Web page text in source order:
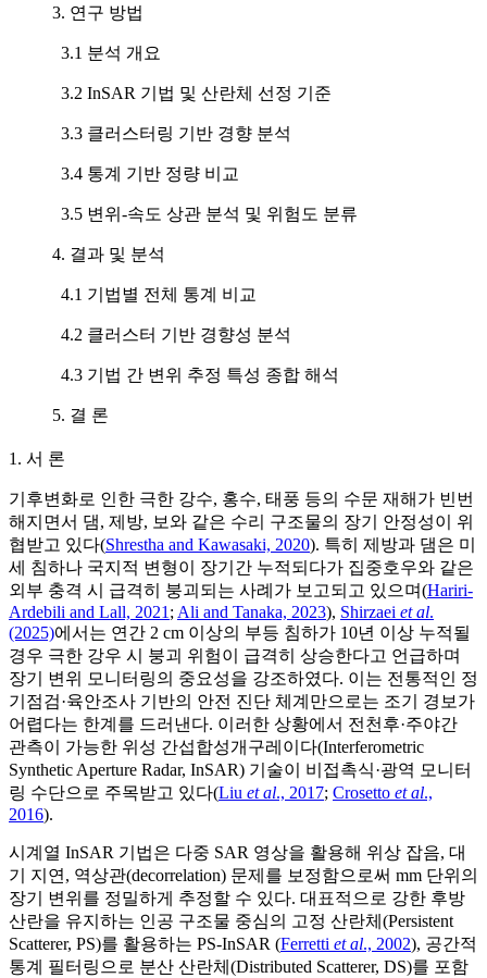
3. 연구 방법
3.1 분석 개요
3.2 InSAR 기법 및 산란체 선정 기준
3.3 클러스터링 기반 경향 분석
3.4 통계 기반 정량 비교
3.5 변위-속도 상관 분석 및 위험도 분류
4. 결과 및 분석
4.1 기법별 전체 통계 비교
4.2 클러스터 기반 경향성 분석
4.3 기법 간 변위 추정 특성 종합 해석
5. 결 론
1. 서 론
기후변화로 인한 극한 강수, 홍수, 태풍 등의 수문 재해가 빈번
해지면서 댐, 제방, 보와 같은 수리 구조물의 장기 안정성이 위
협받고 있다(Shrestha and Kawasaki, 2020). 특히 제방과 댐은 미
세 침하나 국지적 변형이 장기간 누적되다가 집중호우와 같은
외부 충격 시 급격히 붕괴되는 사례가 보고되고 있으며(Hariri-
Ardebili and Lall, 2021 ; Ali and Tanaka, 2023), Shirzaei et al.
(2025)에서는 연간 2 cm 이상의 부등 침하가 10년 이상 누적될
경우 극한 강우 시 붕괴 위험이 급격히 상승한다고 언급하며
장기 변위 모니터링의 중요성을 강조하였다. 이는 전통적인 정
기점검·육안조사 기반의 안전 진단 체계만으로는 조기 경보가
어렵다는 한계를 드러낸다. 이러한 상황에서 전천후·주야간
관측이 가능한 위성 간섭합성개구레이다(Interferometric
Synthetic Aperture Radar, InSAR) 기술이 비접촉식·광역 모니터
링 수단으로 주목받고 있다(Liu et al., 2017; Crosetto et al.,
2016).
시계열 InSAR 기법은 다중 SAR 영상을 활용해 위상 잡음, 대
기 지연, 역상관(decorrelation) 문제를 보정함으로써 mm 단위의
장기 변위를 정밀하게 추정할 수 있다. 대표적으로 강한 후방
산란을 유지하는 인공 구조물 중심의 고정 산란체(Persistent
Scatterer, PS)를 활용하는 PS-InSAR (Ferretti et al., 2002), 공간적
통계 필터링으로 분산 산란체(Distributed Scatterer, DS)를 포함